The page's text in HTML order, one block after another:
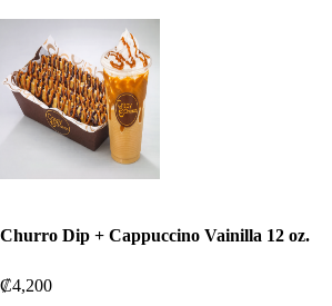
Churro Dip + Cappuccino Vainilla 12 oz.
₡4,200